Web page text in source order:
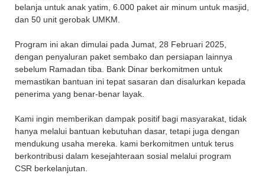
belanja untuk anak yatim, 6.000 paket air minum untuk masjid,
dan 50 unit gerobak UMKM.
Program ini akan dimulai pada Jumat, 28 Februari 2025,
dengan penyaluran paket sembako dan persiapan lainnya
sebelum Ramadan tiba. Bank Dinar berkomitmen untuk
memastikan bantuan ini tepat sasaran dan disalurkan kepada
penerima yang benar-benar layak.
Kami ingin memberikan dampak positif bagi masyarakat, tidak
hanya melalui bantuan kebutuhan dasar, tetapi juga dengan
mendukung usaha mereka. kami berkomitmen untuk terus
berkontribusi dalam kesejahteraan sosial melalui program
CSR berkelanjutan.